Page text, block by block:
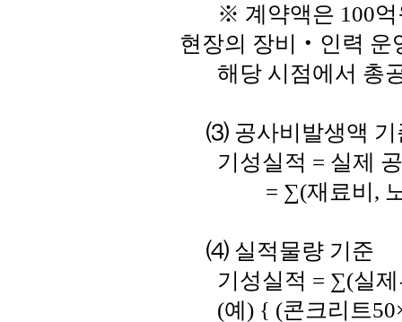
※ 계약액은 100억
현장의 장비‧인력 운
해당 시점에서 총공
⑶ 공사비발생액 기
기성실적 = 실제 공
= ∑(재료비, 노
⑷ 실적물량 기준
기성실적 = ∑(실제
(예) { (콘크리트